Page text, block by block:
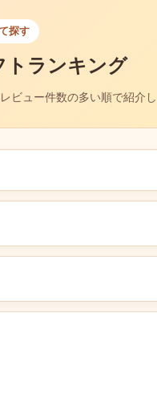
探す
トランキング
ビュー件数の多い順で紹介